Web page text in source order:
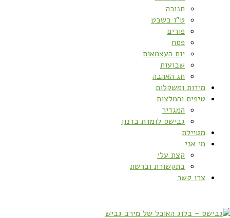
חנוכה
ט”ו בשבט
פורים
פסח
יום העצמאות
שבועות
חג האהבה
מידות ומשקלות
טיפים והמלצות
המגדיר
גבישס לומדת בדנון
מטיילת
מי אני
קצת עלי
בתקשורת וברשת
צרו קשר